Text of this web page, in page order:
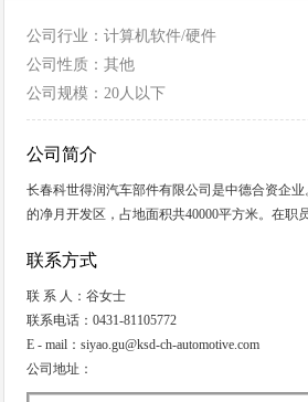
公司行业：计算机软件/硬件
公司性质：其他
公司规模：20人以下
公司简介
长春科世得润汽车部件有限公司是中德合资企
的净月开发区，占地面积共40000平方米。在职员
联系方式
联 系 人：谷女士
联系电话：0431-81105772
E - mail：siyao.gu@ksd-ch-automotive.com
公司地址：